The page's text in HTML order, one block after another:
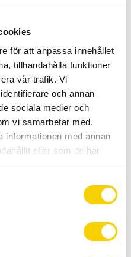
för att anpassa innehållet
tillhandahålla funktioner
vår trafik. Vi
och annan
sociala medier och
vi samarbetar med.
informationen med annan
eller som de har
tjänster.
och kompakt avtagbar
klämma justerar från